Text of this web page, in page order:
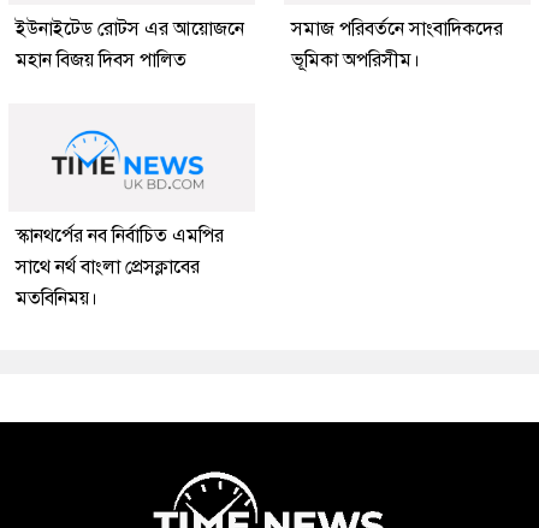
ইউনাইটেড রোটস এর আয়োজনে
মহান বিজয় দিবস পালিত
সমাজ পরিবর্তনে সাংবাদিকদের
ভূমিকা অপরিসীম।
স্কানথর্পের নব নির্বাচিত এমপির
সাথে নর্থ বাংলা প্রেসক্লাবের
মতবিনিময়।